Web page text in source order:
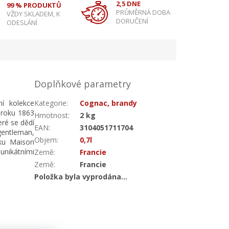
99 % PRODUKTŮ
VŽDY SKLADEM, K
ODESLÁNÍ
2,5 DNE
PRŮMĚRNÁ DOBA
DORUČENÍ
kolekce
1863
se dědí
Maison
Doplňkové parametry
Kategorie:
Cognac, brandy
Hmotnost:
2 kg
EAN:
3104051711704
Objem:
0,7l
Země:
Francie
Země:
Francie
Položka byla vyprodána…